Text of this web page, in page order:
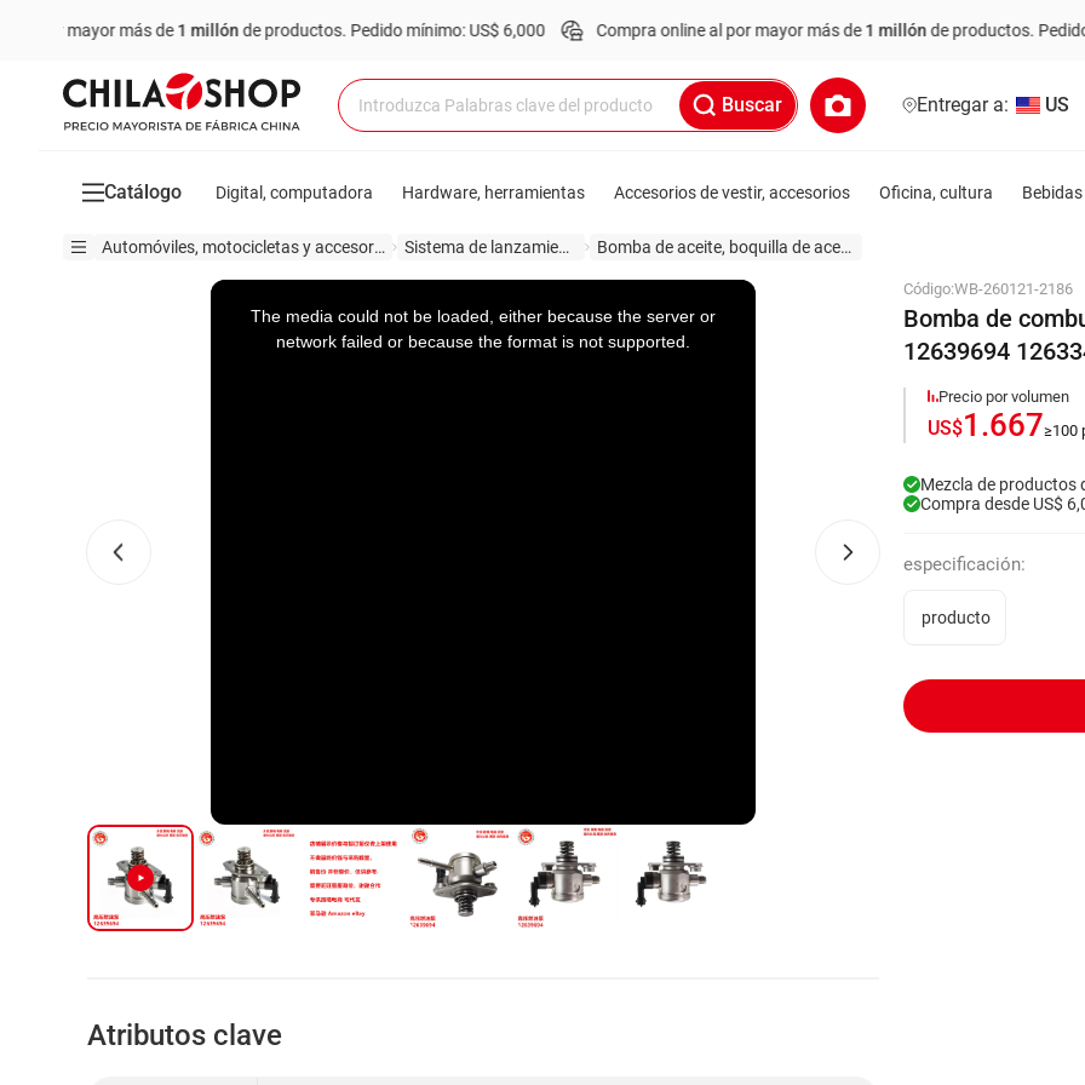
más de1 millónde productos.Pedido mínimo: US$ 6,000 Compra online al por mayor más de1 millónde productos.Pedido
Buscar Entregar a: US
Catálogo Digital, computadora Hardware, herramientas Accesorios de vestir, accesorios Oficina, cultura
Automóviles, motocicletas y accesorios Sistema de lanzamiento Bomba de aceite, boquilla de aceite
This
The media could not be loaded, either because the server or
network failed or because the format is not supported.
Atributos clave
Código:WB-260121-2186
Bomba de
12639694
Precio por volumen
US$1.667≥100
Mezcla de productos
Compra desde US$
especificación:
producto